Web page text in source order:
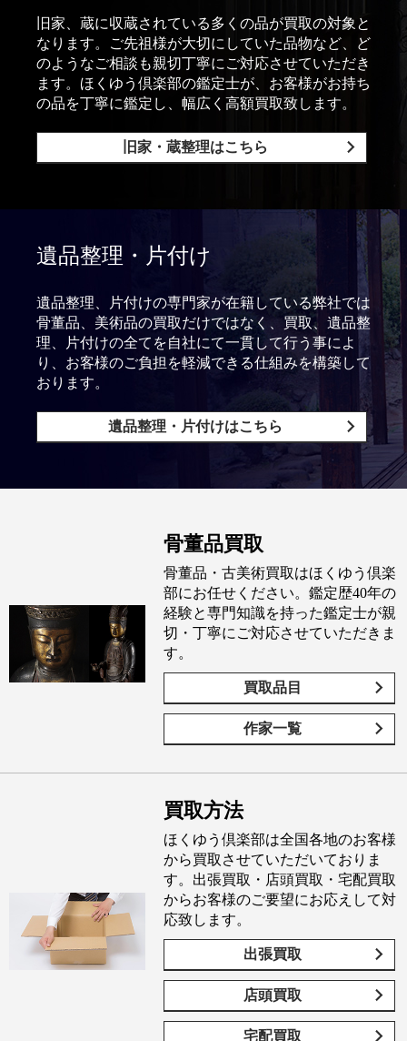
旧家、蔵に収蔵されている多くの品が買取の対象と
なります。ご先祖様が大切にしていた品物など、ど
のようなご相談も親切丁寧にご対応させていただき
ます。ほくゆう倶楽部の鑑定士が、お客様がお持ち
の品を丁寧に鑑定し、幅広く高額買取致します。
旧家・蔵整理はこちら
遺品整理・片付け
遺品整理、片付けの専門家が在籍している弊社では
骨董品、美術品の買取だけではなく、買取、遺品整
理、片付けの全てを自社にて一貫して行う事によ
り、お客様のご負担を軽減できる仕組みを構築して
おります。
遺品整理・片付けはこちら
骨董品買取
骨董品・古美術買取はほくゆう倶楽
部にお任せください。鑑定歴40年の
経験と専門知識を持った鑑定士が親
切・丁寧にご対応させていただきま
す。
買取品目
作家一覧
買取方法
ほくゆう倶楽部は全国各地のお客様
から買取させていただいておりま
す。出張買取・店頭買取・宅配買取
からお客様のご要望にお応えして対
応致します。
出張買取
店頭買取
宅配買取